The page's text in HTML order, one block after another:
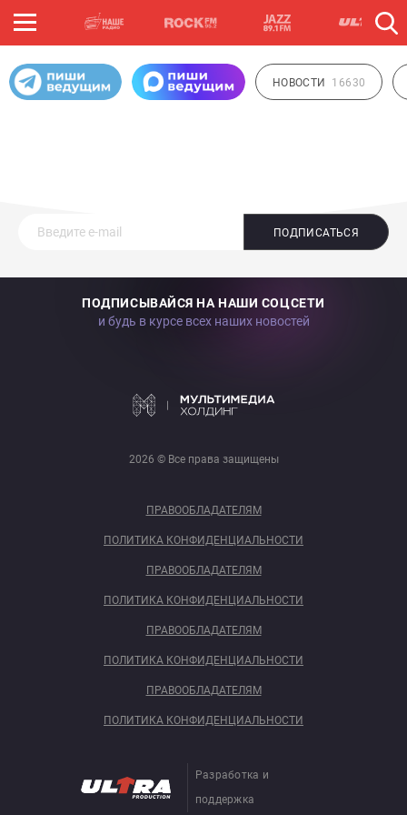
НОВОСТИ 16630
ПОДПИСАТЬСЯ
ПОДПИСЫВАЙСЯ НА НАШИ СОЦСЕТИ
и будь в курсе всех наших новостей
2026 © Все права защищены
ПРАВООБЛАДАТЕЛЯМ
ПОЛИТИКА КОНФИДЕНЦИАЛЬНОСТИ
ПРАВООБЛАДАТЕЛЯМ
ПОЛИТИКА КОНФИДЕНЦИАЛЬНОСТИ
ПРАВООБЛАДАТЕЛЯМ
ПОЛИТИКА КОНФИДЕНЦИАЛЬНОСТИ
ПРАВООБЛАДАТЕЛЯМ
ПОЛИТИКА КОНФИДЕНЦИАЛЬНОСТИ
Разработка и
поддержка